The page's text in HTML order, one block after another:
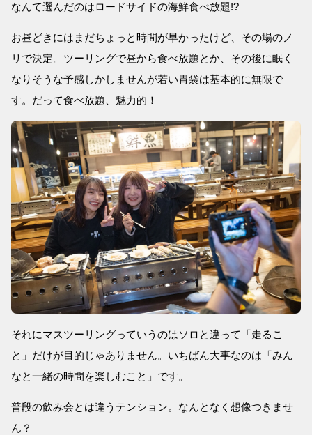
なんて選んだのはロードサイドの海鮮食べ放題!?
お昼どきにはまだちょっと時間が早かったけど、その場のノ
リで決定。ツーリングで昼から食べ放題とか、その後に眠く
なりそうな予感しかしませんが若い胃袋は基本的に無限で
す。だって食べ放題、魅力的！
それにマスツーリングっていうのはソロと違って「走るこ
と」だけが目的じゃありません。いちばん大事なのは「みん
なと一緒の時間を楽しむこと」です。
普段の飲み会とは違うテンション。なんとなく想像つきませ
ん？